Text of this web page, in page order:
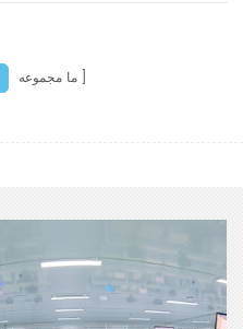
ما مجموعه